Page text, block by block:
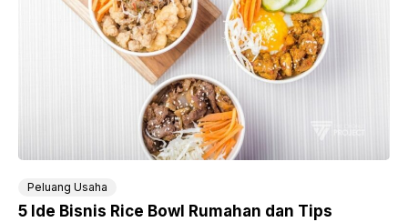
Peluang Usaha
5 Ide Bisnis Rice Bowl Rumahan dan Tips